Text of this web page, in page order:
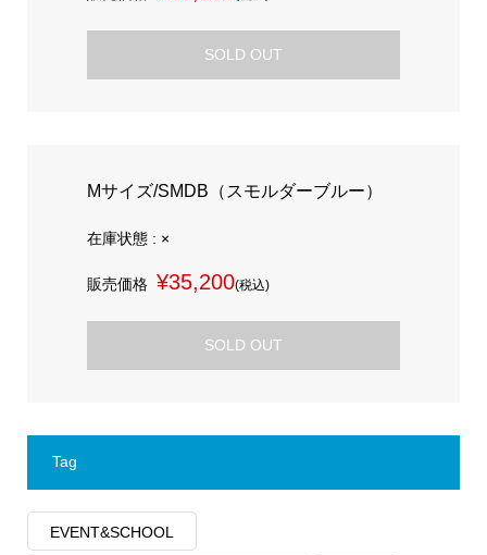
SOLD OUT
Mサイズ/SMDB（スモルダーブルー）
在庫状態 : ×
販売価格 ¥35,200(税込)
SOLD OUT
Tag
EVENT&SCHOOL